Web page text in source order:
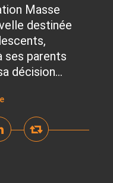
Masse
destinée
ses parents
décision...